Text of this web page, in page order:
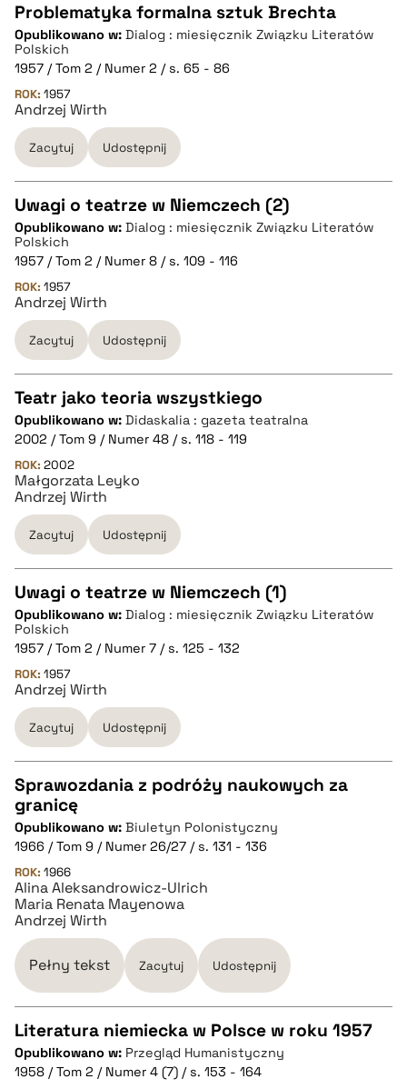
CZYSTY TEKST
pobierz cytat
BIBTEX
pobierz cytat
Problematyka formalna sztuk Brechta
Opublikowano w: Dialog : miesięcznik Związku Literatów
Polskich
1957 / Tom 2 / Numer 2 / s. 65 - 86
ROK: 1957
Andrzej Wirth
Zacytuj Udostępnij
CZYSTY TEKST
pobierz cytat
BIBTEX
pobierz cytat
Uwagi o teatrze w Niemczech (2)
Opublikowano w: Dialog : miesięcznik Związku Literatów
Polskich
1957 / Tom 2 / Numer 8 / s. 109 - 116
ROK: 1957
Andrzej Wirth
Zacytuj Udostępnij
CZYSTY TEKST
pobierz cytat
BIBTEX
pobierz cytat
Teatr jako teoria wszystkiego
Opublikowano w: Didaskalia : gazeta teatralna
2002 / Tom 9 / Numer 48 / s. 118 - 119
ROK: 2002
Małgorzata Leyko
Andrzej Wirth
Zacytuj Udostępnij
CZYSTY TEKST
pobierz cytat
BIBTEX
pobierz cytat
Uwagi o teatrze w Niemczech (1)
Opublikowano w: Dialog : miesięcznik Związku Literatów
Polskich
1957 / Tom 2 / Numer 7 / s. 125 - 132
ROK: 1957
Andrzej Wirth
Zacytuj Udostępnij
CZYSTY TEKST
pobierz cytat
BIBTEX
pobierz cytat
Sprawozdania z podróży naukowych za
granicę
Opublikowano w: Biuletyn Polonistyczny
1966 / Tom 9 / Numer 26/27 / s. 131 - 136
ROK: 1966
Alina Aleksandrowicz-Ulrich
Maria Renata Mayenowa
Andrzej Wirth
Pełny tekst Zacytuj Udostępnij
CZYSTY TEKST
Literatura niemiecka w Polsce w roku 1957
Opublikowano w: Przegląd Humanistyczny
1958 / Tom 2 / Numer 4 (7) / s. 153 - 164